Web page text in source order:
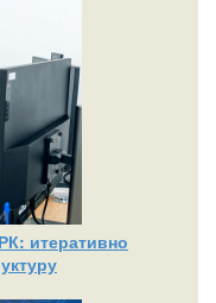
итеративно